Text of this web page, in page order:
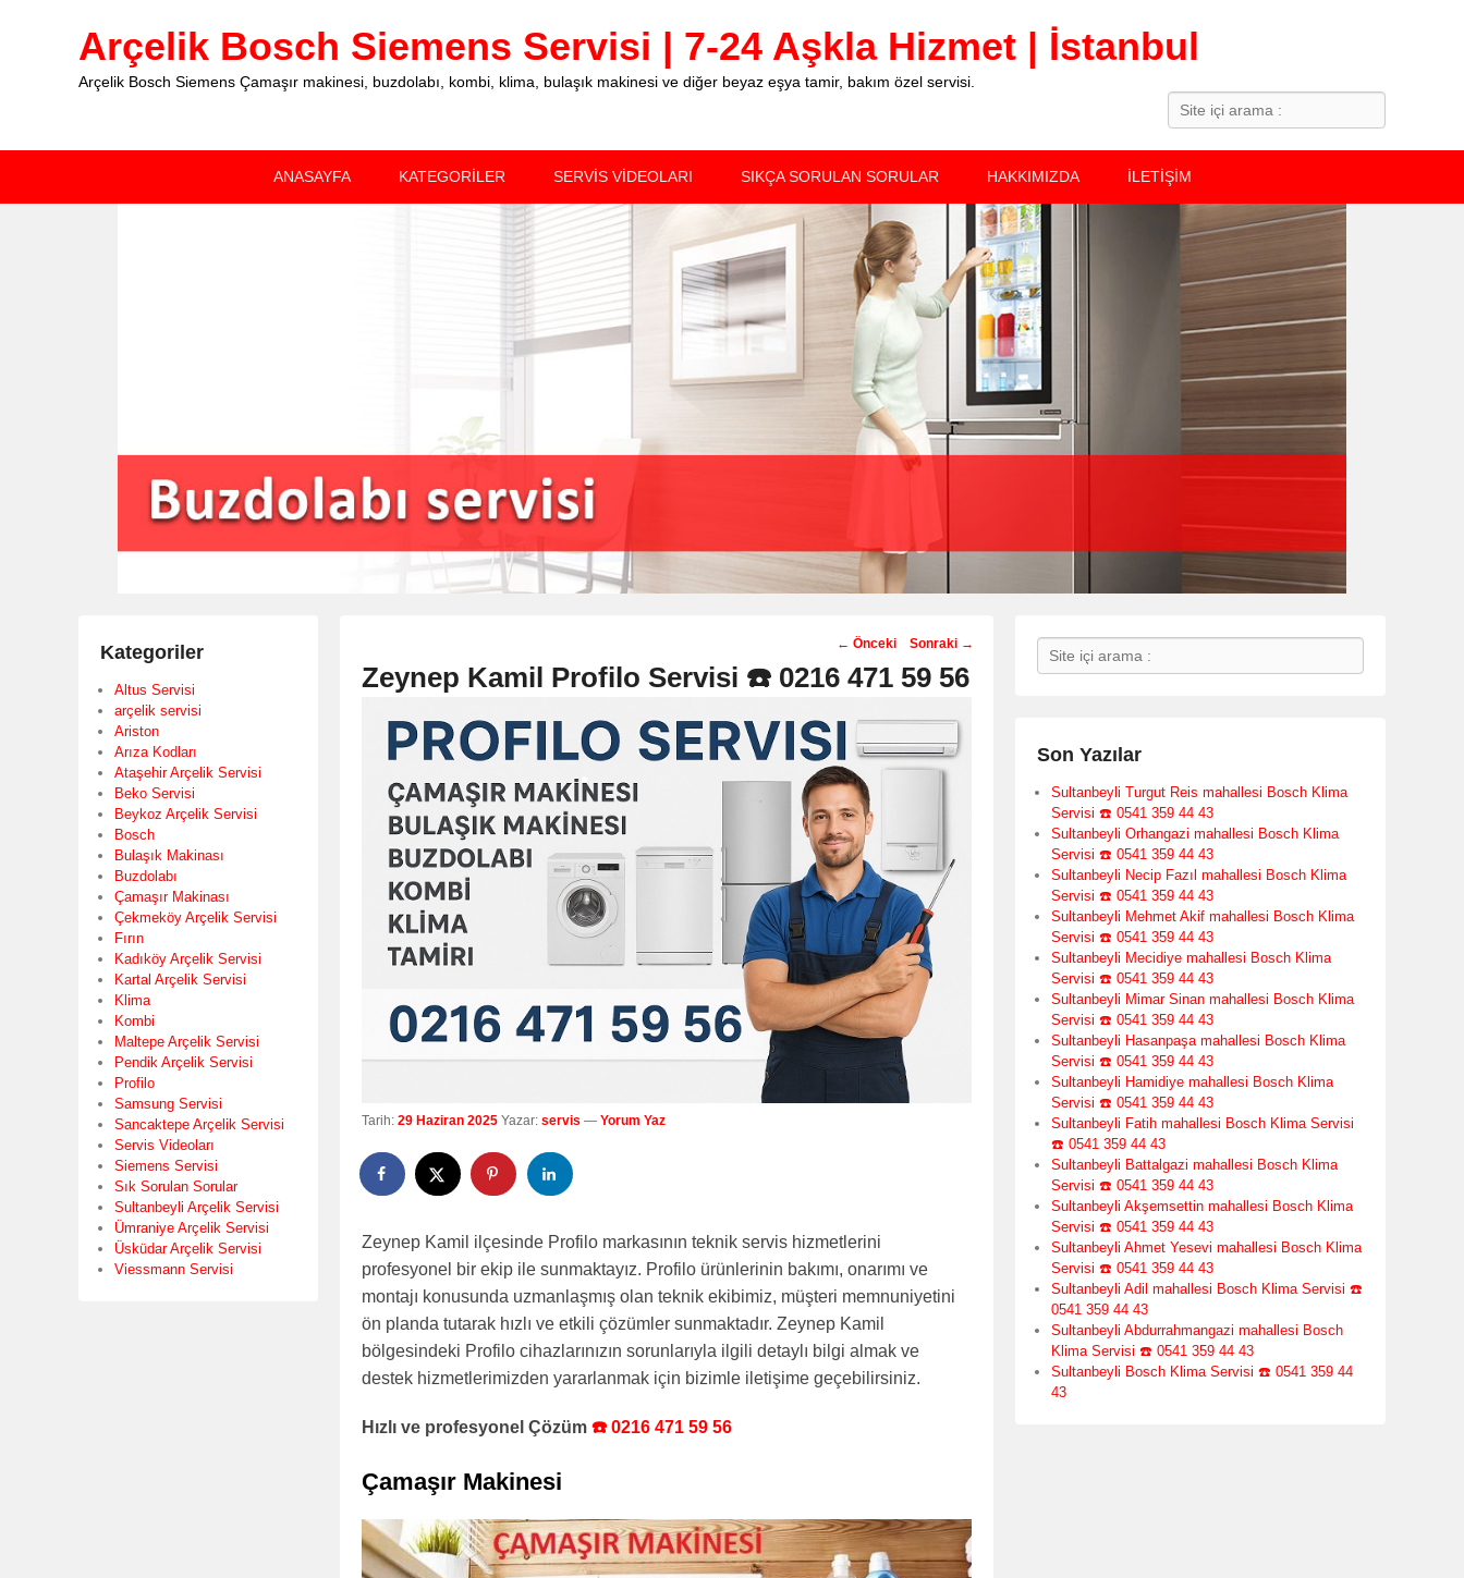
Arçelik Bosch Siemens Servisi | 7-24 Aşkla Hizmet | İstanbul
Arçelik Bosch Siemens Çamaşır makinesi, buzdolabı, kombi, klima, bulaşık makinesi ve diğer beyaz eşya tamir, bakım özel servisi.
Search
ANASAYFA KATEGORİLER SERVİS VİDEOLARI SIKÇA SORULAN SORULAR HAKKIMIZDA İLETİŞİM
Post
navigation
← Önceki Sonraki →
Zeynep Kamil Profilo Servisi ☎️ 0216 471 59 56
Tarih: 29 Haziran 2025 Yazar: servis — Yorum Yaz
Zeynep Kamil ilçesinde Profilo markasının teknik servis hizmetlerini
profesyonel bir ekip ile sunmaktayız. Profilo ürünlerinin bakımı, onarımı ve
montajı konusunda uzmanlaşmış olan teknik ekibimiz, müşteri memnuniyetini
ön planda tutarak hızlı ve etkili çözümler sunmaktadır. Zeynep Kamil
bölgesindeki Profilo cihazlarınızın sorunlarıyla ilgili detaylı bilgi almak ve
destek hizmetlerimizden yararlanmak için bizimle iletişime geçebilirsiniz.
Hızlı ve profesyonel Çözüm ☎️ 0216 471 59 56
Çamaşır Makinesi
Search
Son Yazılar
Sultanbeyli Turgut Reis mahallesi Bosch Klima
Servisi ☎️ 0541 359 44 43
Sultanbeyli Orhangazi mahallesi Bosch Klima
Servisi ☎️ 0541 359 44 43
Sultanbeyli Necip Fazıl mahallesi Bosch Klima
Servisi ☎️ 0541 359 44 43
Sultanbeyli Mehmet Akif mahallesi Bosch Klima
Servisi ☎️ 0541 359 44 43
Sultanbeyli Mecidiye mahallesi Bosch Klima
Servisi ☎️ 0541 359 44 43
Sultanbeyli Mimar Sinan mahallesi Bosch Klima
Servisi ☎️ 0541 359 44 43
Sultanbeyli Hasanpaşa mahallesi Bosch Klima
Servisi ☎️ 0541 359 44 43
Sultanbeyli Hamidiye mahallesi Bosch Klima
Servisi ☎️ 0541 359 44 43
Sultanbeyli Fatih mahallesi Bosch Klima Servisi
☎️ 0541 359 44 43
Sultanbeyli Battalgazi mahallesi Bosch Klima
Servisi ☎️ 0541 359 44 43
Sultanbeyli Akşemsettin mahallesi Bosch Klima
Servisi ☎️ 0541 359 44 43
Sultanbeyli Ahmet Yesevi mahallesi Bosch Klima
Servisi ☎️ 0541 359 44 43
Sultanbeyli Adil mahallesi Bosch Klima Servisi ☎️
0541 359 44 43
Sultanbeyli Abdurrahmangazi mahallesi Bosch
Klima Servisi ☎️ 0541 359 44 43
Sultanbeyli Bosch Klima Servisi ☎️ 0541 359 44
43
Kategoriler
Altus Servisi
arçelik servisi
Ariston
Arıza Kodları
Ataşehir Arçelik Servisi
Beko Servisi
Beykoz Arçelik Servisi
Bosch
Bulaşık Makinası
Buzdolabı
Çamaşır Makinası
Çekmeköy Arçelik Servisi
Fırın
Kadıköy Arçelik Servisi
Kartal Arçelik Servisi
Klima
Kombi
Maltepe Arçelik Servisi
Pendik Arçelik Servisi
Profilo
Samsung Servisi
Sancaktepe Arçelik Servisi
Servis Videoları
Siemens Servisi
Sık Sorulan Sorular
Sultanbeyli Arçelik Servisi
Ümraniye Arçelik Servisi
Üsküdar Arçelik Servisi
Viessmann Servisi